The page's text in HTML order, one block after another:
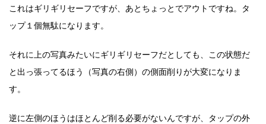
これはギリギリセーフですが、あとちょっとでアウトですね。タ
ップ１個無駄になります。
それに上の写真みたいにギリギリセーフだとしても、この状態だ
と出っ張ってるほう（写真の右側）の側面削りが大変になりま
す。
逆に左側のほうはほとんど削る必要がないんですが、タップの外